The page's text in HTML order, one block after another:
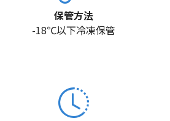
保管方法
-18℃以下冷凍保管